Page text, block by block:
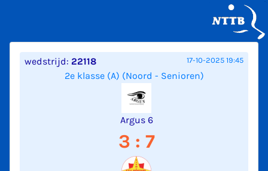
wedstrijd: 22118 17-10-2025 19:45
2e klasse (A) (Noord - Senioren)
Argus 6
3 : 7